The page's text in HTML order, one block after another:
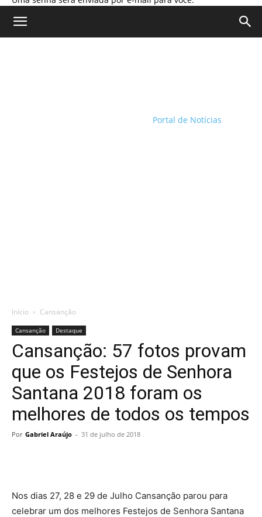
Portal de Notícias
Início Cansanção
Cansanção Destaque
Cansanção: 57 fotos provam
que os Festejos de Senhora
Santana 2018 foram os
melhores de todos os tempos
Por Gabriel Araújo - 31 de julho de 2018
Nos dias 27, 28 e 29 de Julho Cansanção parou para
celebrar um dos melhores Festejos de Senhora Santana